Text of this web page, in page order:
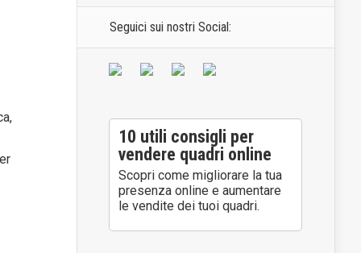
Seguici sui nostri Social:
10 utili consigli per
vendere quadri online
Scopri come migliorare la tua
presenza online e aumentare
le vendite dei tuoi quadri.